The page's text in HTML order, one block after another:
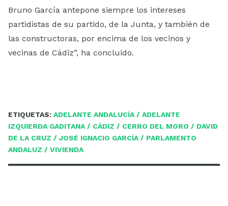
Bruno García antepone siempre los intereses
partidistas de su partido, de la Junta, y también de
las constructoras, por encima de los vecinos y
vecinas de Cádiz”, ha concluido.
ETIQUETAS: ADELANTE ANDALUCÍA/ ADELANTE
IZQUIERDA GADITANA/ CÁDIZ / CERRO DEL MORO / DAVID
DE LA CRUZ / JOSÉ IGNACIO GARCÍA/ PARLAMENTO
ANDALUZ / VIVIENDA